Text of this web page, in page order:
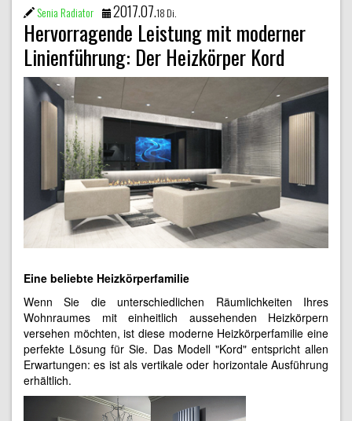
Senia Radiator 2017.07.18 Di.
Hervorragende Leistung mit moderner
Linienführung: Der Heizkörper Kord
Eine beliebte Heizkörperfamilie
Wenn Sie die unterschiedlichen Räumlichkeiten Ihres
Wohnraumes mit einheitlich aussehenden Heizkörpern
versehen möchten, ist diese moderne Heizkörperfamilie eine
perfekte Lösung für Sie. Das Modell "Kord" entspricht allen
Erwartungen: es ist als vertikale oder horizontale Ausführung
erhältlich.